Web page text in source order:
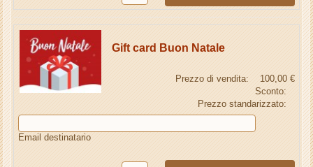
Gift card Buon Natale
Prezzo di vendita:
100,00 €
Sconto:
Prezzo standarizzato:
Email destinatario